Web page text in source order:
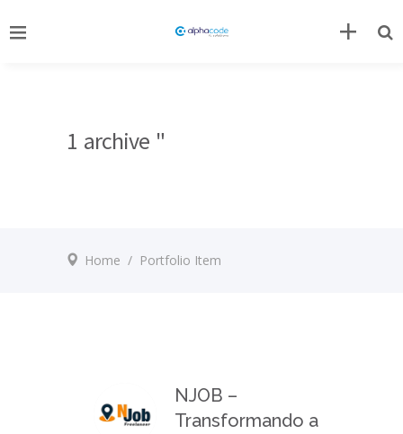
1 archive "
Home / Portfolio Item
NJOB –
Transformando a